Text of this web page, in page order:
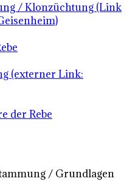
/ Klonzüchtung (Link
(externer Link:
der Rebe
/ Grundlagen